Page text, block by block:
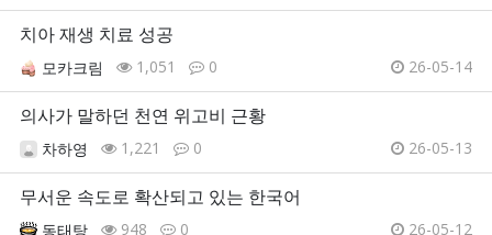
치아 재생 치료 성공
모카크림 1,051 0 26-05-14
의사가 말하던 천연 위고비 근황
차하영 1,221 0 26-05-13
무서운 속도로 확산되고 있는 한국어
동태탕 948 0 26-05-12